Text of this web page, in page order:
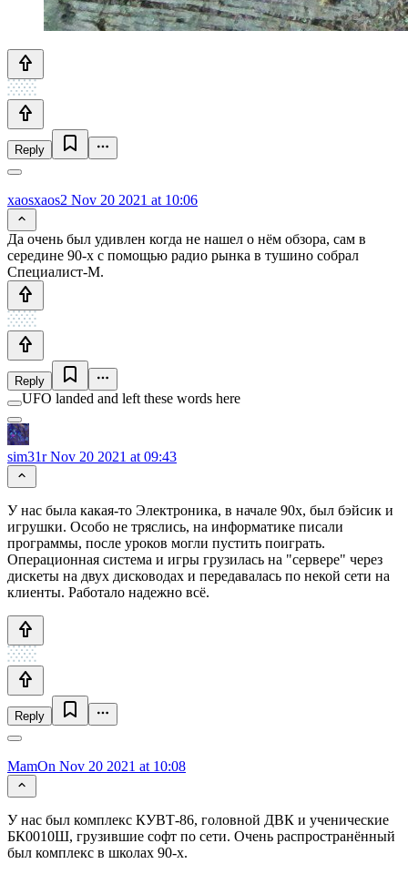
Reply
xaosxaos2 Nov 20 2021 at 10:06
Да очень был удивлен когда не нашел о нём обзора, сам в
середине 90-х с помощью радио рынка в тушино собрал
Специалист-М.
Reply
UFO landed and left these words here
sim31rNov 20 2021 at 09:43
У нас была какая-то Электроника, в начале 90х, был бэйсик и
игрушки. Особо не тряслись, на информатике писали
программы, после уроков могли пустить поиграть.
Операционная система и игры грузилась на "сервере" через
дискеты на двух дисководах и передавалась по некой сети на
клиенты. Работало надежно всё.
Reply
MamOn Nov 20 2021 at 10:08
У нас был комплекс КУВТ-86, головной ДВК и ученические
БК0010Ш, грузившие софт по сети. Очень распространённый
был комплекс в школах 90-х.